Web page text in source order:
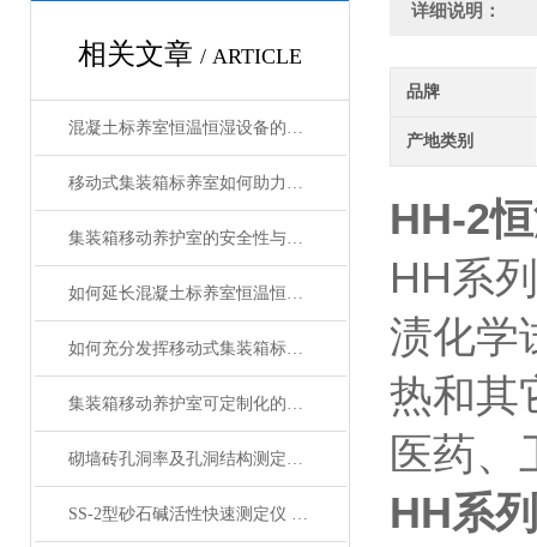
相关文章 / ARTICLE
混凝土标养室恒温恒湿设备的日常维保与精度校准标准化流程
移动式集装箱标养室如何助力建筑工地的高效管理
集装箱移动养护室的安全性与防护设施分析
如何延长混凝土标养室恒温恒湿设备的使用寿命？
如何充分发挥移动式集装箱标养室在临时检测中的作用
集装箱移动养护室可定制化的建筑保养与养护设施
砌墙砖孔洞率及孔洞结构测定仪产品展示
SS-2型砂石碱活性快速测定仪 产品展示
详细说明：
品牌
产地类别
HH-2
HH系
渍化学
热和其
医药
HH系